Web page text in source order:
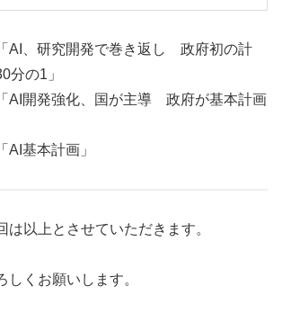
AI、研究開発で巻き返し 政府初の計
分の1」
AI開発強化、国が主導 政府が基本計画
AI基本計画」
は以上とさせていただきます。
しくお願いします。